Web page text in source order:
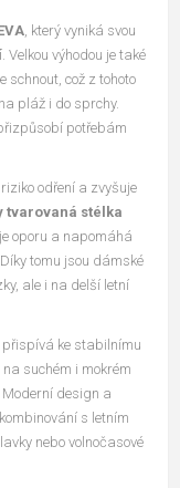
, který vyniká svou
. Velkou výhodou je také
schnout, což z tohoto
pláž i do sprchy.
potřebám
odření a zvyšuje
tvarovaná stélka
oporu a napomáhá
tomu jsou dámské
ale i na delší letní
přispívá ke stabilnímu
suchém i mokrém
design a
s letním
nebo volnočasové